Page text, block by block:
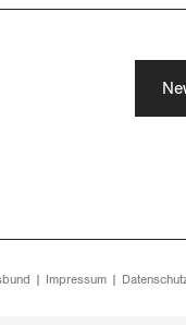
| Impressum|